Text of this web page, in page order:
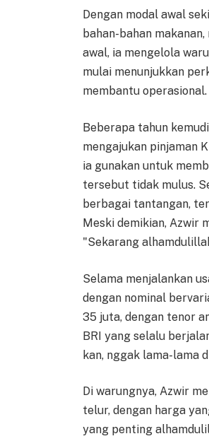
Dengan modal awal
bahan-bahan
awal, ia mengelola
mulai menunjukkan
membantu operasional.
Beberapa tahun
mengajukan pinjaman
ia gunakan untuk
tersebut tidak mulus.
berbagai tantangan,
Meski demikian, Azwir
"Sekarang
Selama menjalankan
dengan nominal
35 juta, dengan tenor
BRI yang selalu
kan, nggak lama-lama
Di warungnya, Azwir
telur, dengan harga
yang penting